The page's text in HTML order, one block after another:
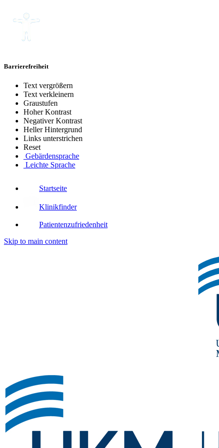
Barrierefreiheit
Text vergrößern
Text verkleinern
Graustufen
Hoher Kontrast
Negativer Kontrast
Heller Hintergrund
Links unterstrichen
Reset
Gebärdensprache
Leichte Sprache
Startseite
Klinikfinder
Patientenzufriedenheit
Skip to main content